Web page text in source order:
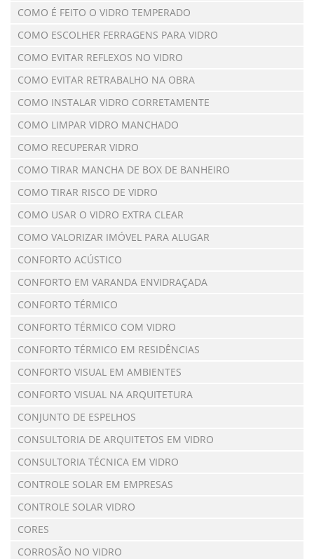
COMO É FEITO O VIDRO TEMPERADO
COMO ESCOLHER FERRAGENS PARA VIDRO
COMO EVITAR REFLEXOS NO VIDRO
COMO EVITAR RETRABALHO NA OBRA
COMO INSTALAR VIDRO CORRETAMENTE
COMO LIMPAR VIDRO MANCHADO
COMO RECUPERAR VIDRO
COMO TIRAR MANCHA DE BOX DE BANHEIRO
COMO TIRAR RISCO DE VIDRO
COMO USAR O VIDRO EXTRA CLEAR
COMO VALORIZAR IMÓVEL PARA ALUGAR
CONFORTO ACÚSTICO
CONFORTO EM VARANDA ENVIDRAÇADA
CONFORTO TÉRMICO
CONFORTO TÉRMICO COM VIDRO
CONFORTO TÉRMICO EM RESIDÊNCIAS
CONFORTO VISUAL EM AMBIENTES
CONFORTO VISUAL NA ARQUITETURA
CONJUNTO DE ESPELHOS
CONSULTORIA DE ARQUITETOS EM VIDRO
CONSULTORIA TÉCNICA EM VIDRO
CONTROLE SOLAR EM EMPRESAS
CONTROLE SOLAR VIDRO
CORES
CORROSÃO NO VIDRO